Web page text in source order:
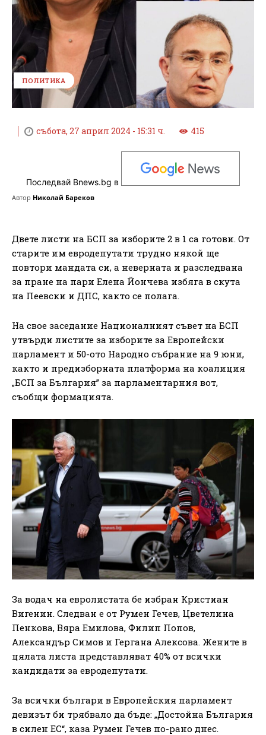
ПОЛИТИКА
събота, 27 април 2024 - 15:31 ч. 415
Последвай Bnews.bg в
Автор Николай Бареков
Двете листи на БСП за изборите 2 в 1 са готови. От
старите им евродепутати трудно някой ще
повтори мандата си, а неверната и разследвана
за пране на пари Елена Йончева избяга в скута
на Пеевски и ДПС, както се полага.
На свое заседание Националният съвет на БСП
утвърди листите за изборите за Европейски
парламент и 50-ото Народно събрание на 9 юни,
както и предизборната платформа на коалиция
„БСП за България” за парламентарния вот,
съобщи формацията.
За водач на евролистата бе избран Кристиан
Вигенин. Следван е от Румен Гечев, Цветелина
Пенкова, Вяра Емилова, Филип Попов,
Александър Симов и Гергана Алексова. Жените в
цялата листа представляват 40% от всички
кандидати за евродепутати.
За всички българи в Европейския парламент
девизът би трябвало да бъде: „Достойна България
в силен ЕС“, каза Румен Гечев по-рано днес.